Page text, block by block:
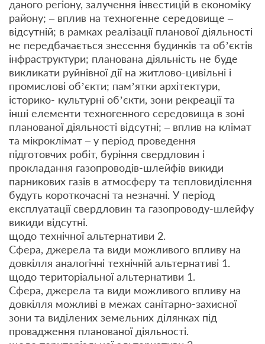
даного регіону, залучення інвестицій в економіку
району; – вплив на техногенне середовище –
відсутній; в рамках реалізації планової діяльності
не передбачається знесення будинків та об’єктів
інфраструктури; планована діяльність не буде
викликати руйнівної дії на житлово-цивільні і
промислові об’єкти; пам’ятки архітектури,
історико- культурні об’єкти, зони рекреації та
інші елементи техногенного середовища в зоні
планованої діяльності відсутні; – вплив на клімат
та мікроклімат – у період проведення
підготовчих робіт, буріння свердловин і
прокладання газопроводів-шлейфів викиди
парникових газів в атмосферу та тепловиділення
будуть короткочасні та незначні. У період
експлуатації свердловин та газопроводу-шлейфу
викиди відсутні.
щодо технічної альтернативи 2.
Сфера, джерела та види можливого впливу на
довкілля аналогічні технічній альтернативі 1.
щодо територіальної альтернативи 1.
Сфера, джерела та види можливого впливу на
довкілля можливі в межах санітарно-захисної
зони та виділених земельних ділянках під
провадження планованої діяльності.